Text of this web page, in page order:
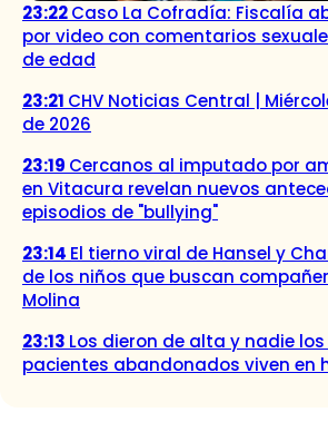
23:22Caso La Cofradía: Fiscalía
por video con comentarios
de edad
23:21 CHV Noticias Central |
de 2026
23:19 Cercanos al imputado por
en Vitacura revelan nuevos
episodios de "bullying"
23:14 El tierno viral de Hansel y
de los niños que buscan
Molina
23:13 Los dieron de alta y nadie
pacientes abandonados viven en